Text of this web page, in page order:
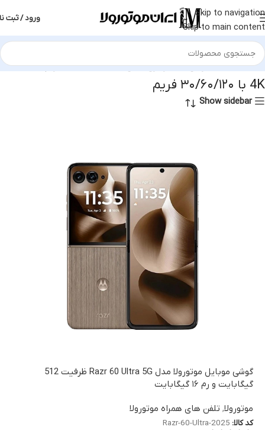
Skip to navigation
Skip to main content
ورود / ثبت
خانه محصول دوربین فیلمبرداری اصلی 4K با ۳۰/۶۰/۱۲۰ فریم
4K با ۳۰/۶۰/۱۲۰ فریم
Show sidebar
گوشی موبایل موتورولا مدل Razr 60 Ultra 5G ظرفیت 512
گیگابایت و رم ۱۶ گیگابایت
موتورولا, تلفن های همراه موتورولا
کد کالا: Razr-60-Ultra-2025